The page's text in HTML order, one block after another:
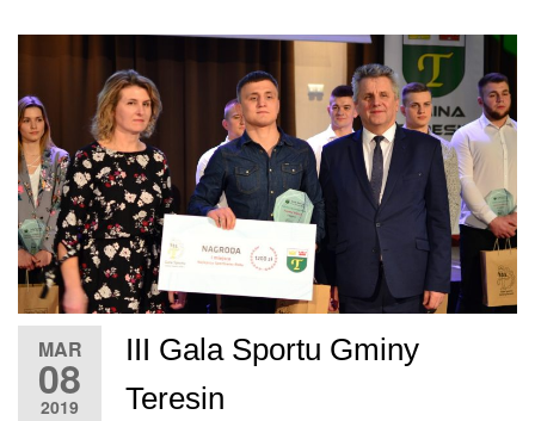
MAR
08
2019
III Gala Sportu Gminy
Teresin